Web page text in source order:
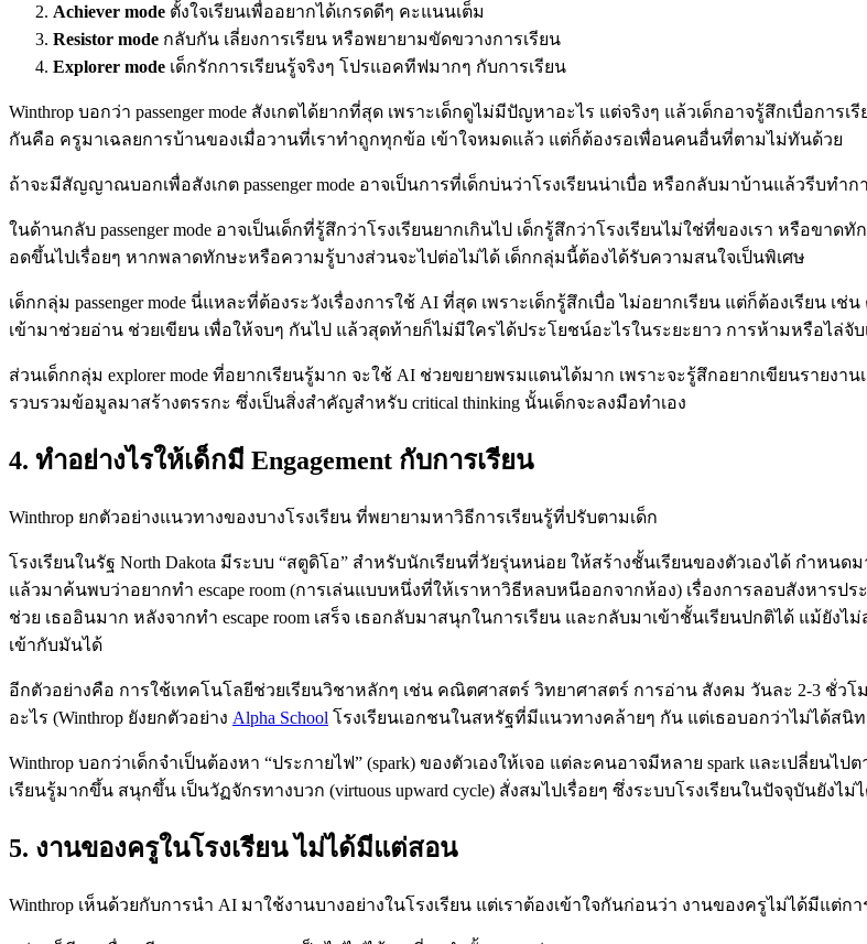
Achiever mode ตั้งใจเรียนเพื่ออยากได้เกรดดีๆ คะแนนเต็ม
Resistor mode กลับกัน เลี่ยงการเรียน หรือพยายามขัดขวางการเรียน
Explorer mode เด็กรักการเรียนรู้จริงๆ โปรแอคทีฟมากๆ กับการเรียน
Winthrop บอกว่า passenger mode สังเกตได้ยากที่สุด เพราะเด็กดูไม่มีปัญหาอะไร แต่จริงๆ แล้วเด็กอาจรู้สึกเบื่อกา
กันคือ ครูมาเฉลยการบ้านของเมื่อวานที่เราทำถูกทุกข้อ เข้าใจหมดแล้ว แต่ก็ต้องรอเพื่อนคนอื่นที่ตามไม่ทันด้วย
ถ้าจะมีสัญญาณบอกเพื่อสังเกต passenger mode อาจเป็นการที่เด็กบ่นว่าโรงเรียนน่าเบื่อ หรือกลับมาบ้านแล้วรีบทำก
ในด้านกลับ passenger mode อาจเป็นเด็กที่รู้สึกว่าโรงเรียนยากเกินไป เด็กรู้สึกว่าโรงเรียนไม่ใช่ที่ของเรา หรือขา
อดขึ้นไปเรื่อยๆ หากพลาดทักษะหรือความรู้บางส่วนจะไปต่อไม่ได้ เด็กกลุ่มนี้ต้องได้รับความสนใจเป็นพิเศษ
เด็กกลุ่ม passenger mode นี่แหละที่ต้องระวังเรื่องการใช้ AI ที่สุด เพราะเด็กรู้สึกเบื่อ ไม่อยากเรียน แต่ก็ต้องเรียน
เข้ามาช่วยอ่าน ช่วยเขียน เพื่อให้จบๆ กันไป แล้วสุดท้ายก็ไม่มีใครได้ประโยชน์อะไรในระยะยาว การห้ามหรือไล่
ส่วนเด็กกลุ่ม explorer mode ที่อยากเรียนรู้มาก จะใช้ AI ช่วยขยายพรมแดนได้มาก เพราะจะรู้สึกอยากเขียนราย
รวบรวมข้อมูลมาสร้างตรรกะ ซึ่งเป็นสิ่งสำคัญสำหรับ critical thinking นั้นเด็กจะลงมือทำเอง
4. ทำอย่างไรให้เด็กมี Engagement กับการเรียน
Winthrop ยกตัวอย่างแนวทางของบางโรงเรียน ที่พยายามหาวิธีการเรียนรู้ที่ปรับตามเด็ก
โรงเรียนในรัฐ North Dakota มีระบบ “สตูดิโอ” สำหรับนักเรียนที่วัยรุ่นหน่อย ให้สร้างชั้นเรียนของตัวเองได้ กำหนด
แล้วมาค้นพบว่าอยากทำ escape room (การเล่นแบบหนึ่งที่ให้เราหาวิธีหลบหนีออกจากห้อง) เรื่องการลอบสังหารป
ช่วย เธออินมาก หลังจากทำ escape room เสร็จ เธอกลับมาสนุกในการเรียน และกลับมาเข้าชั้นเรียนปกติได้ แม้ยั
เข้ากับมันได้
อีกตัวอย่างคือ การใช้เทคโนโลยีช่วยเรียนวิชาหลักๆ เช่น คณิตศาสตร์ วิทยาศาสตร์ การอ่าน สังคม วันละ 2-3 ชั่ว
อะไร (Winthrop ยังยกตัวอย่าง Alpha School โรงเรียนเอกชนในสหรัฐที่มีแนวทางคล้ายๆ กัน แต่เธอบอกว่าไม่ได้ส
Winthrop บอกว่าเด็กจำเป็นต้องหา “ประกายไฟ” (spark) ของตัวเองให้เจอ แต่ละคนอาจมีหลาย spark และเปลี่ยนไ
เรียนรู้มากขึ้น สนุกขึ้น เป็นวัฏจักรทางบวก (virtuous upward cycle) สั่งสมไปเรื่อยๆ ซึ่งระบบโรงเรียนในปัจจุบันยังไ
5. งานของครูในโรงเรียน ไม่ได้มีแต่สอน
Winthrop เห็นด้วยกับการนำ AI มาใช้งานบางอย่างในโรงเรียน แต่เราต้องเข้าใจกันก่อนว่า งานของครูไม่ได้มีแต่ก